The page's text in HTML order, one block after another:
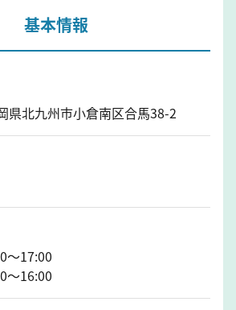
基本情報
北九州市小倉南区合馬38-2
17:00
16:00